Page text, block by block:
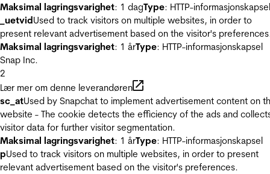
Maksimal lagringsvarighet: 1 dagType: HTTP-informasjonskapsel
_uetvidUsed to track visitors on multiple websites, in order to
present relevant advertisement based on the visitor's
Maksimal lagringsvarighet: 1 årType: HTTP-informasjonskapsel
Snap Inc.
2
Lær mer om denne leverandøren
sc_atUsed by Snapchat to implement advertisement content on
website - The cookie detects the efficiency of the ads and
visitor data for further visitor segmentation.
Maksimal lagringsvarighet: 1 årType: HTTP-informasjonskapsel
pUsed to track visitors on multiple websites, in order to present
relevant advertisement based on the visitor's preferences.